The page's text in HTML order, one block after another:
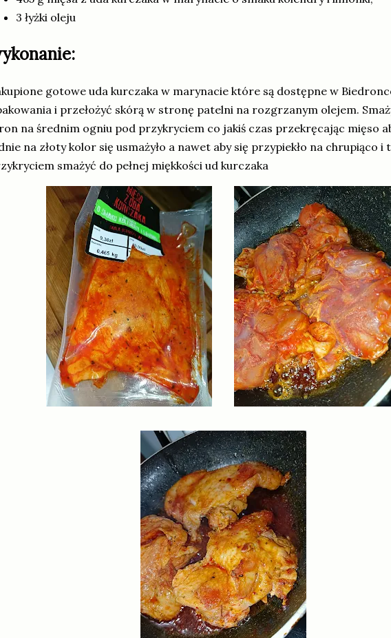
3 łyżki oleju
gotowe uda kurczaka w marynacie które są dostępne w
i przełożyć skórą w stronę patelni na rozgrzanym olejem.
na średnim ogniu pod przykryciem co jakiś czas przekręcając mięso
na złoty kolor się usmażyło a nawet aby się przypiekło na chrupiąco i
smażyć do pełnej miękkości ud kurczaka